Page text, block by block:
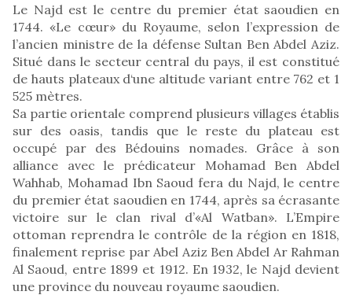
Le Najd est le centre du premier état saoudien en
1744. «Le cœur» du Royaume, selon l’expression de
l’ancien ministre de la défense Sultan Ben Abdel Aziz.
Situé dans le secteur central du pays, il est constitué
de hauts plateaux d‘une altitude variant entre 762 et 1
525 mètres.
Sa partie orientale comprend plusieurs villages établis
sur des oasis, tandis que le reste du plateau est
occupé par des Bédouins nomades. Grâce à son
alliance avec le prédicateur Mohamad Ben Abdel
Wahhab, Mohamad Ibn Saoud fera du Najd, le centre
du premier état saoudien en 1744, après sa écrasante
victoire sur le clan rival d’«Al Watban». L’Empire
ottoman reprendra le contrôle de la région en 1818,
finalement reprise par Abel Aziz Ben Abdel Ar Rahman
Al Saoud, entre 1899 et 1912. En 1932, le Najd devient
une province du nouveau royaume saoudien.